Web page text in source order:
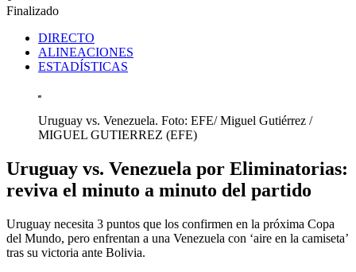
Finalizado
DIRECTO
ALINEACIONES
ESTADÍSTICAS
Uruguay vs. Venezuela. Foto: EFE/ Miguel Gutiérrez /
MIGUEL GUTIERREZ (EFE)
Uruguay vs. Venezuela por Eliminatorias:
reviva el minuto a minuto del partido
Uruguay necesita 3 puntos que los confirmen en la próxima Copa
del Mundo, pero enfrentan a una Venezuela con ‘aire en la camiseta’
tras su victoria ante Bolivia.